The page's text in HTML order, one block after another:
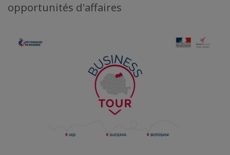
opportunités d'affaires